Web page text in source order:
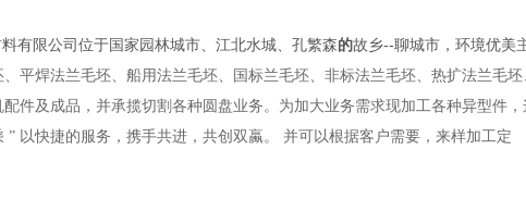
有限公司位于国家园林城市、江北水城、孔繁森的故乡--聊城市，环境优美
平焊法兰毛坯、船用法兰毛坯、国标兰毛坯、非标法兰毛坯、热扩法兰毛
件及成品，并承揽切割各种圆盘业务。为加大业务需求现加工各种异型件
” 以快捷的服务，携手共进，共创双蠃。 并可以根据客户需要，来样加工定